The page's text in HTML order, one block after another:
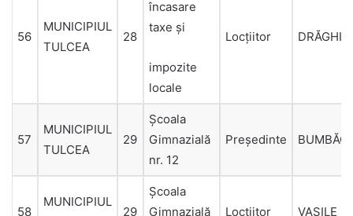
56
MUNICIPIUL
TULCEA
28
încasare
taxe şi
impozite
locale
Locțiitor DRĂGHICI
57
MUNICIPIUL
TULCEA
29
Școala
Gimnazială
nr. 12
Președinte
58
MUNICIPIUL
29
Școala
Gimnazială
Locțiitor VASILE